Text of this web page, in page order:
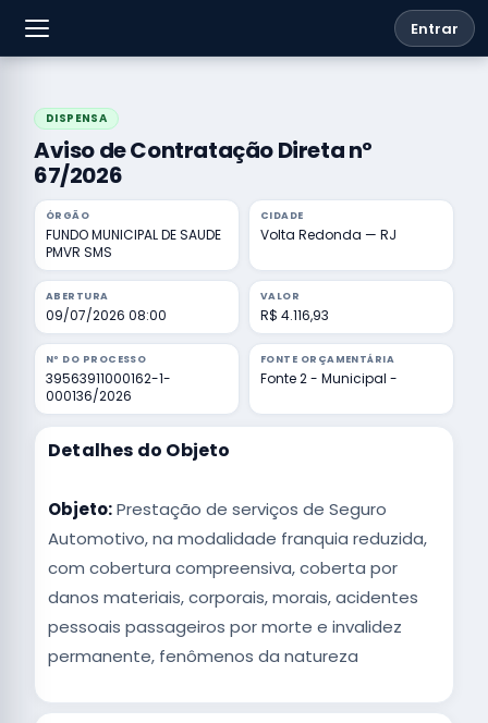
Entrar
DISPENSA
Aviso de Contratação Direta nº
67/2026
ÓRGÃO
FUNDO MUNICIPAL DE SAUDE
PMVR SMS
CIDADE
Volta Redonda — RJ
ABERTURA
09/07/2026 08:00
VALOR
R$ 4.116,93
Nº DO PROCESSO
39563911000162-1-
000136/2026
FONTE ORÇAMENTÁRIA
Fonte 2 - Municipal -
Detalhes do Objeto
Objeto:Prestação de serviços de Seguro
Automotivo, na modalidade franquia reduzida,
com cobertura compreensiva, coberta por
danos materiais, corporais, morais, acidentes
pessoais passageiros por morte e invalidez
permanente, fenômenos da natureza